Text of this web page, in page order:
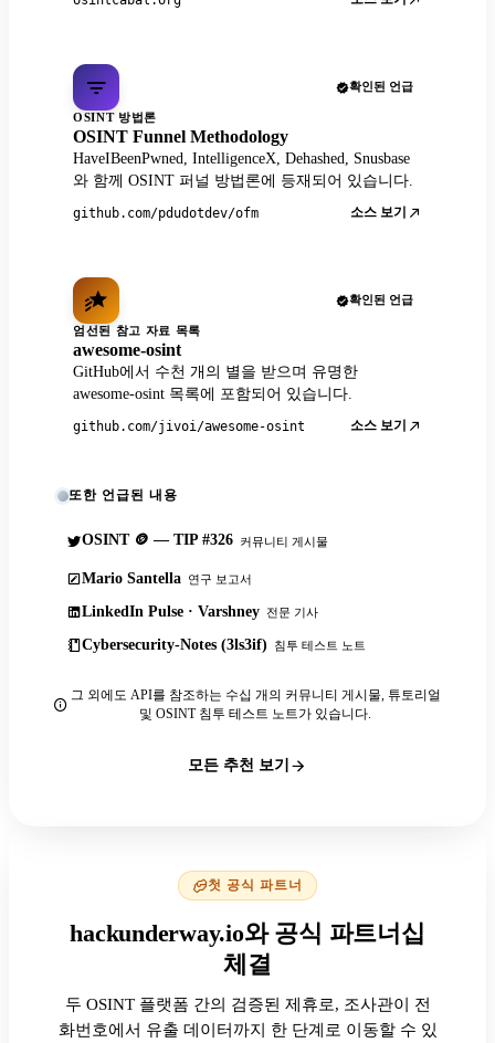
확인된 언급
OSINT 방법론
OSINT Funnel Methodology
HaveIBeenPwned, IntelligenceX, Dehashed, Snusbase
와 함께 OSINT 퍼널 방법론에 등재되어 있습니다.
github.com/pdudotdev/ofm 소스 보기
확인된 언급
엄선된 참고 자료 목록
awesome-osint
GitHub에서 수천 개의 별을 받으며 유명한
awesome-osint 목록에 포함되어 있습니다.
github.com/jivoi/awesome-osint 소스 보기
또한 언급된 내용
OSINT 🪙 — TIP #326 커뮤니티 게시물
Mario Santella 연구 보고서
LinkedIn Pulse · Varshney 전문 기사
Cybersecurity-Notes (3ls3if) 침투 테스트 노트
그 외에도 API를 참조하는 수십 개의 커뮤니티 게시물, 튜토리얼
및 OSINT 침투 테스트 노트가 있습니다.
모든 추천 보기
첫 공식 파트너
hackunderway.io와 공식 파트너십
체결
두 OSINT 플랫폼 간의 검증된 제휴로, 조사관이 전
화번호에서 유출 데이터까지 한 단계로 이동할 수 있